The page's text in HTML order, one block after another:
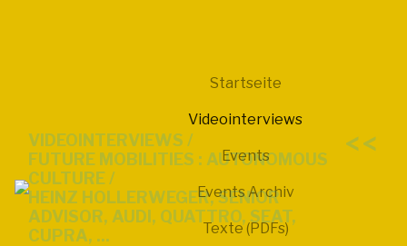
Startseite
Videointerviews
Events
Events Archiv
Texte (PDFs)
VIDEOINTERVIEWS /
FUTURE MOBILITIES : AUTONOMOUS
CULTURE /
HEINZ HOLLERWEGER, SENIOR
ADVISOR, AUDI, QUATTRO, SEAT,
CUPRA, ...
<<